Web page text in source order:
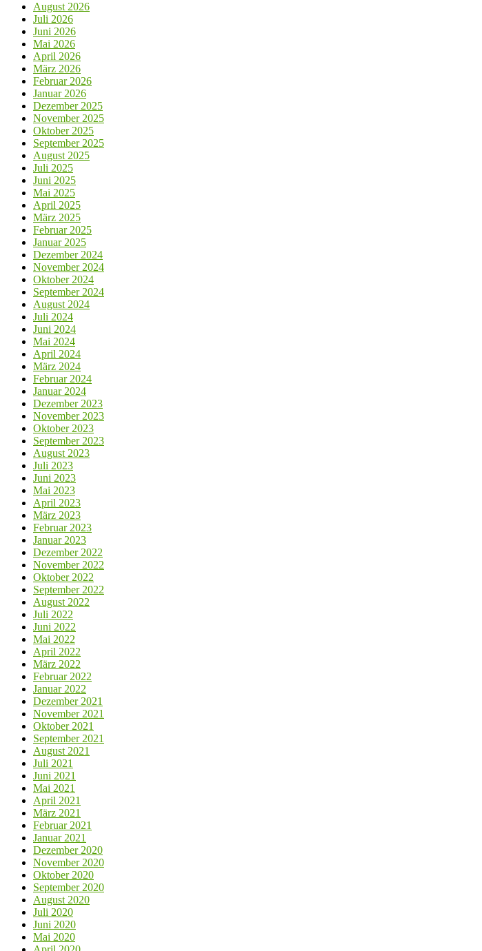
August 2026
Juli 2026
Juni 2026
Mai 2026
April 2026
März 2026
Februar 2026
Januar 2026
Dezember 2025
November 2025
Oktober 2025
September 2025
August 2025
Juli 2025
Juni 2025
Mai 2025
April 2025
März 2025
Februar 2025
Januar 2025
Dezember 2024
November 2024
Oktober 2024
September 2024
August 2024
Juli 2024
Juni 2024
Mai 2024
April 2024
März 2024
Februar 2024
Januar 2024
Dezember 2023
November 2023
Oktober 2023
September 2023
August 2023
Juli 2023
Juni 2023
Mai 2023
April 2023
März 2023
Februar 2023
Januar 2023
Dezember 2022
November 2022
Oktober 2022
September 2022
August 2022
Juli 2022
Juni 2022
Mai 2022
April 2022
März 2022
Februar 2022
Januar 2022
Dezember 2021
November 2021
Oktober 2021
September 2021
August 2021
Juli 2021
Juni 2021
Mai 2021
April 2021
März 2021
Februar 2021
Januar 2021
Dezember 2020
November 2020
Oktober 2020
September 2020
August 2020
Juli 2020
Juni 2020
Mai 2020